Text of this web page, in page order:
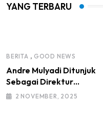
YANG TERBARU
BERITA , GOOD NEWS
Andre Mulyadi Ditunjuk
Sebagai Direktur
Modifikasi dan Kendaraan
2 NOVEMBER, 2025